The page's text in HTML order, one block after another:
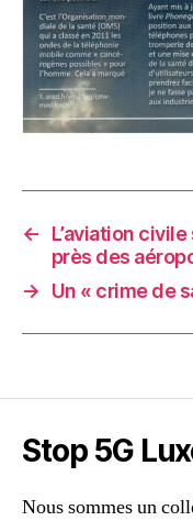
←
L’aviation
près des
→
Un « crime de
Stop 5G
Nous sommes un